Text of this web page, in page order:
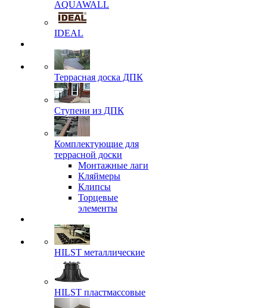
AQUAWALL
IDEAL
Террасная доска ДПК
Ступени из ДПК
Комплектующие для
террасной доски
Монтажные лаги
Кляймеры
Клипсы
Торцевые
элементы
HILST металлические
HILST пластмассовые